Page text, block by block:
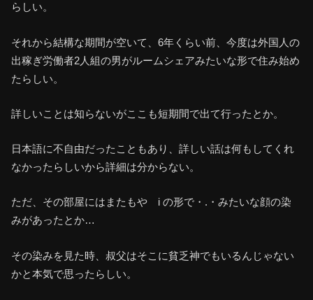
らしい。
それから結構な期間が空いて、6年くらい前、今度は外国人の
出稼ぎ労働者2人組の男がルームシェアみたいな形で住み始め
たらしい。
詳しいことは知らないがここも短期間で出て行ったとか。
日本語に不自由だったこともあり、詳しい話は何もしてくれ
なかったらしいから詳細は分からない。
ただ、その部屋にはまたもや i の形で・.・みたいな顔の染
みがあったとか…
その染みを見た時、叔父はそこに貧乏神でもいるんじゃない
かと本気で思ったらしい。